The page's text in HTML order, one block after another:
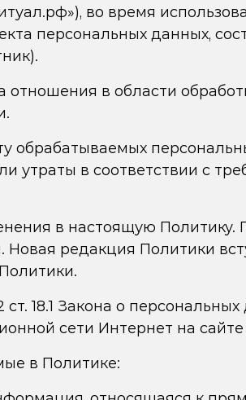
во время
персональных данных,
отношения в области
обрабатываемых
утраты в соответствии с
в настоящую
редакция Политики
18.1 Закона о
сети Интернет на
в Политике: